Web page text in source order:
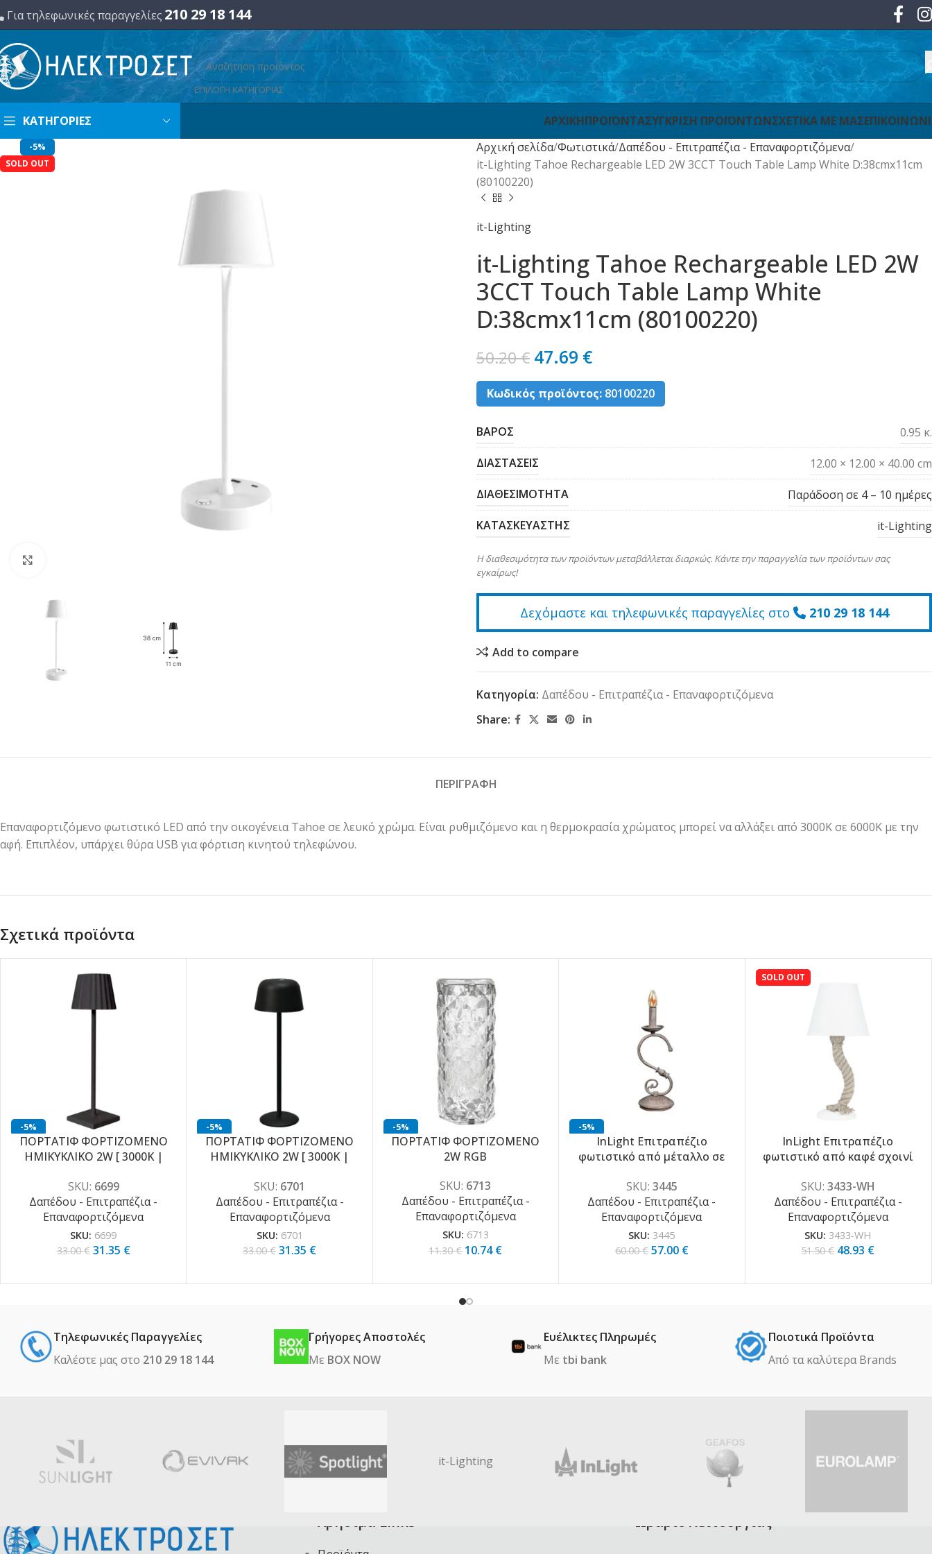
Για τηλεφωνικές παραγγελίες 210 29 18 144
ΕΠΙΛΟΓΗ ΚΑΤΗΓΟΡΙΑΣ
ΚΑΤΗΓΟΡΙΕΣ ΑΡΧΙΚΗΠΡΟΪΟΝΤΑΣΥΓΚΡΙΣΗ ΠΡΟΪΟΝΤΩΝΣΧΕΤΙΚΑ ΜΕ ΜΑΣ
-5%
SOLD OUT
Αρχική σελίδα Φωτιστικά Δαπέδου - Επιτραπέζια - Επαναφορτιζόμενα
it-Lighting Tahoe Rechargeable LED 2W 3CCT Touch Table Lamp White D:38cmx11cm
(80100220)
it-Lighting
it-Lighting Tahoe Rechargeable LED 2W
3CCT Touch Table Lamp White
D:38cmx11cm (80100220)
50.20€ 47.69 €
Κωδικός προϊόντος: 80100220
ΒΑΡΟΣ 0.95 κ.
ΔΙΑΣΤΑΣΕΙΣ 12.00 × 12.00 × 40.00 cm
ΔΙΑΘΕΣΙΜΟΤΗΤΑ Παράδοση σε 4 – 10 ημέρες
ΚΑΤΑΣΚΕΥΑΣΤΗΣ it-Lighting
Η διαθεσιμότητα των προϊόντων μεταβάλλεται διαρκώς. Κάντε την παραγγελία των προϊόντων σας
εγκαίρως!
Δεχόμαστε και τηλεφωνικές παραγγελίες στο 210 29 18 144
Add to compare
Κατηγορία: Δαπέδου - Επιτραπέζια - Επαναφορτιζόμενα
Share:
ΠΕΡΙΓΡΑΦΗ
Επαναφορτιζόμενο φωτιστικό LED από την οικογένεια Tahoe σε λευκό χρώμα. Είναι ρυθμιζόμενο και η θερμοκρασία χρώματος μπορεί να αλλάξει από 3000K σε 6000Κ με την
αφή. Επιπλέον, υπάρχει θύρα USB για φόρτιση κινητού τηλεφώνου.
Σχετικά προϊόντα
-5%
ΠΟΡΤΑΤΙΦ ΦΟΡΤΙΖΟΜΕΝΟ
ΗΜΙΚΥΚΛΙΚΟ 2W [ 3000K |
SKU: 6699
Δαπέδου - Επιτραπέζια -
Επαναφορτιζόμενα
SKU: 6699
33.00€ 31.35 €
-5%
ΠΟΡΤΑΤΙΦ ΦΟΡΤΙΖΟΜΕΝΟ
ΗΜΙΚΥΚΛΙΚΟ 2W [ 3000K |
SKU: 6701
Δαπέδου - Επιτραπέζια -
Επαναφορτιζόμενα
SKU: 6701
33.00€ 31.35 €
-5%
ΠΟΡΤΑΤΙΦ ΦΟΡΤΙΖΟΜΕΝΟ
2W RGB
SKU: 6713
Δαπέδου - Επιτραπέζια -
Επαναφορτιζόμενα
SKU: 6713
11.30€ 10.74€
-5%
InLight Επιτραπέζιο
φωτιστικό από μέταλλο σε
(3445)
SKU: 3445
Δαπέδου - Επιτραπέζια -
Επαναφορτιζόμενα
SKU: 3445
60.00€ 57.00 €
SOLD OUT
InLight Επιτραπέζιο
φωτιστικό από καφέ σχοινί
1XE27 D:50cm (3433-WH)
SKU: 3433-WH
Δαπέδου - Επιτραπέζια -
Επαναφορτιζόμενα
SKU: 3433-WH
51.50€ 48.93 €
Τηλεφωνικές Παραγγελίες
Καλέστε μας στο 210 29 18 144
Γρήγορες Αποστολές
Με BOX NOW
Ευέλικτες Πληρωμές
Με tbi bank
Ποιοτικά Προϊόντα
Από τα καλύτερα Βrands
it-Lighting
Χρήσιμα Links Ωράριο λειτουργίας